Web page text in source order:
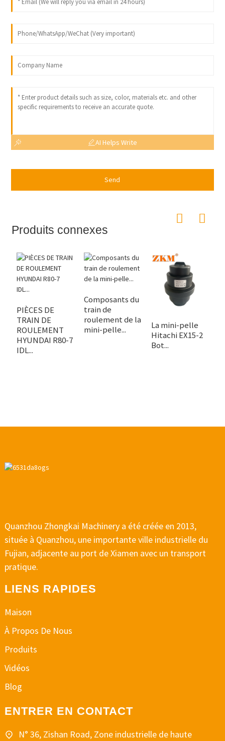
AI Helps Write
Send
Produits connexes
PIÈCES DE
TRAIN DE
ROULEMENT
HYUNDAI R80-7
IDL...
Composants du
train de
roulement de la
mini-pelle...
La mini-pelle
Hitachi EX15-2
Bot...
Quanzhou Zhongkai Machinery a été créée en 2013,
située à Quanzhou, une importante ville industrielle du
Fujian, adjacente au port de Xiamen avec un transport
pratique.
LIENS RAPIDES
Maison
À Propos De Nous
Produits
Vidéos
Blog
ENTRER EN CONTACT
N° 36, Zishan Road, Zone industrielle de haute